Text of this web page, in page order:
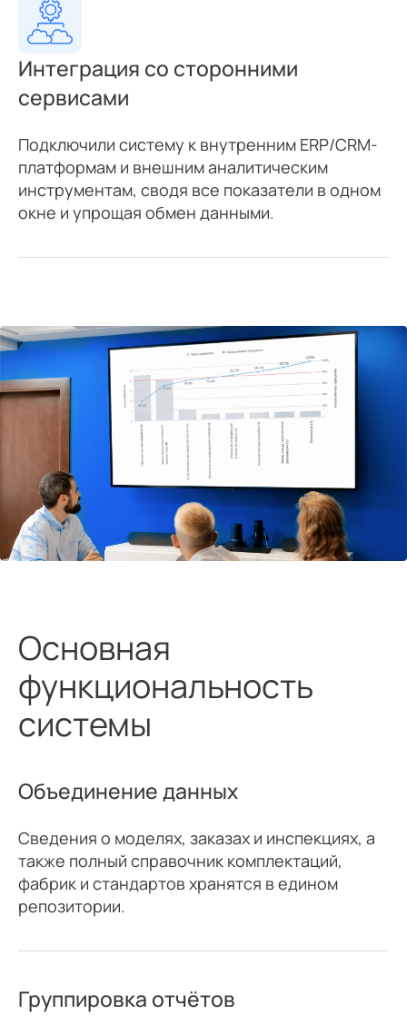
Интеграция со сторонними
сервисами
Подключили систему к внутренним ERP/CRM-
платформам и внешним аналитическим
инструментам, сводя все показатели в одном
окне и упрощая обмен данными.
Основная
функциональность
системы
Объединение данных
Сведения о моделях, заказах и инспекциях, а
также полный справочник комплектаций,
фабрик и стандартов хранятся в едином
репозитории.
Группировка отчётов